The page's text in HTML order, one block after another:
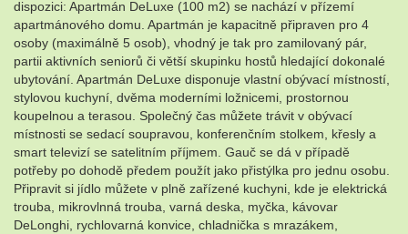
dispozici: Apartmán DeLuxe (100 m2) se nachází v přízemí
apartmánového domu. Apartmán je kapacitně připraven pro 4
osoby (maximálně 5 osob), vhodný je tak pro zamilovaný pár,
partii aktivních seniorů či větší skupinku hostů hledající dokonalé
ubytování. Apartmán DeLuxe disponuje vlastní obývací místností,
stylovou kuchyní, dvěma moderními ložnicemi, prostornou
koupelnou a terasou. Společný čas můžete trávit v obývací
místnosti se sedací soupravou, konferenčním stolkem, křesly a
smart televizí se satelitním příjmem. Gauč se dá v případě
potřeby po dohodě předem použít jako přistýlka pro jednu osobu.
Připravit si jídlo můžete v plně zařízené kuchyni, kde je elektrická
trouba, mikrovlnná trouba, varná deska, myčka, kávovar
DeLonghi, rychlovarná konvice, chladnička s mrazákem,